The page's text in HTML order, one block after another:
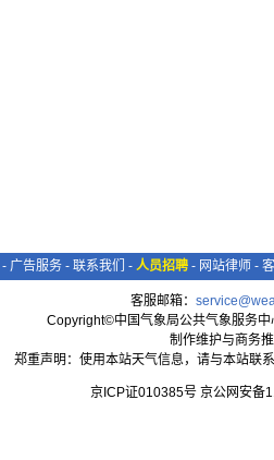
- 广告服务 - 联系我们 - 人员招聘 - 网站律师 -
客服邮箱：
Copyright©中国气象局公共气象服务
制作维护与商务
郑重声明：使用本站天气信息，请与本站联
京ICP证010385号 京公网安备